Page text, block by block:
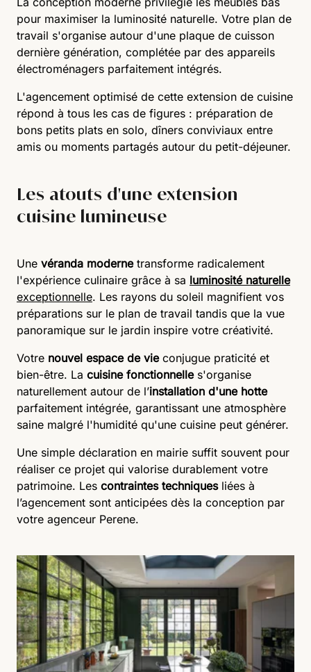
pour maximiser la luminosité naturelle. Votre plan de
travail s'organise autour d'une plaque de cuisson
dernière génération, complétée par des appareils
électroménagers parfaitement intégrés.
L'agencement optimisé de cette extension de cuisine
répond à tous les cas de figures : préparation de
bons petits plats en solo, dîners conviviaux entre
amis ou moments partagés autour du petit-déjeuner.
Les atouts d'une extension
cuisine lumineuse
Une véranda modernetransforme radicalement
l'expérience culinaire grâce à sa luminosité naturelle
exceptionnelle. Les rayons du soleil magnifient vos
préparations sur le plan de travail tandis que la vue
panoramique sur le jardin inspire votre créativité.
Votre nouvel espace de vieconjugue praticité et
bien-être. La cuisine fonctionnelles'organise
naturellement autour de l’installation d'une hotte
parfaitement intégrée, garantissant une atmosphère
saine malgré l'humidité qu'une cuisine peut générer.
Une simple déclaration en mairie suffit souvent pour
réaliser ce projet qui valorise durablement votre
patrimoine. Les contraintes techniques liées à
l’agencement sont anticipées dès la conception par
votre agenceur Perene.